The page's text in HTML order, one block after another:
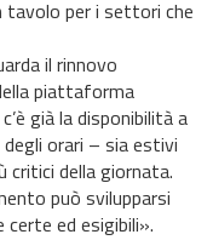
tavolo per i settori che
il rinnovo
piattaforma
già la disponibilità a
orari – sia estivi
critici della giornata.
può svilupparsi
ed esigibili».